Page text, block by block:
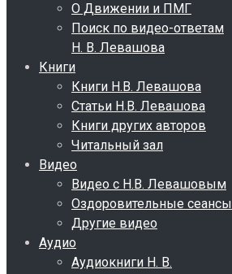
О Движении и ПМГ
Поиск по видео-ответам
Н. В. Левашова
Книги
Книги Н.В. Левашова
Статьи Н.В. Левашова
Книги других авторов
Читальный зал
Видео
Видео с Н.В. Левашовым
Оздоровительные сеансы
Другие видео
Аудио
Аудиокниги Н. В.